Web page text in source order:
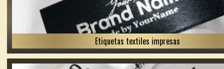
Etiquetas textiles impresas